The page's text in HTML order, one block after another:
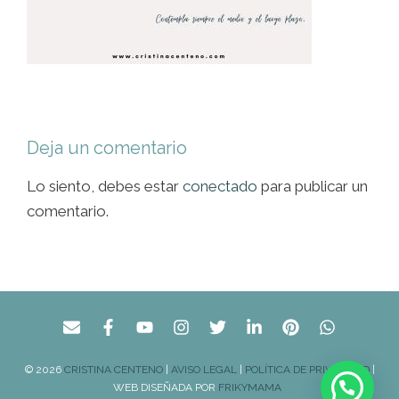
Deja un comentario
Lo siento, debes estar conectado para publicar un
comentario.
© 2026 CRISTINA CENTENO| AVISO LEGAL | POLÍTICA DE PRIVACIDAD|
WEB DISEÑADA POR FRIKYMAMA